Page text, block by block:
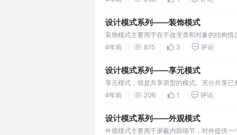
设计模式系列——装饰模式
装饰模式主要用于在不改变类和对象的结构
4年前
875 3 评论
设计模式系列——享元模式
享元模式，就是共享原型的模式。充分共享
4年前
206 1 评论
设计模式系列——外观模式
外观模式主要用于屏蔽内部细节，对外提供一